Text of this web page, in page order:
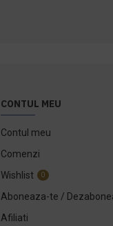
CONTUL MEU
Contul meu
Comenzi
Wishlist
0
Aboneaza-te /
Afiliati